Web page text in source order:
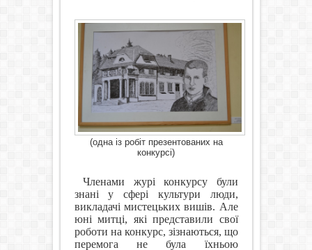
(одна із робіт презентованих на
конкурсі)
Членами журі конкурсу були
знані у сфері культури люди,
викладачі мистецьких вишів. Але
юні митці, які представили свої
роботи на конкурс, зізнаються, що
перемога не була їхньою